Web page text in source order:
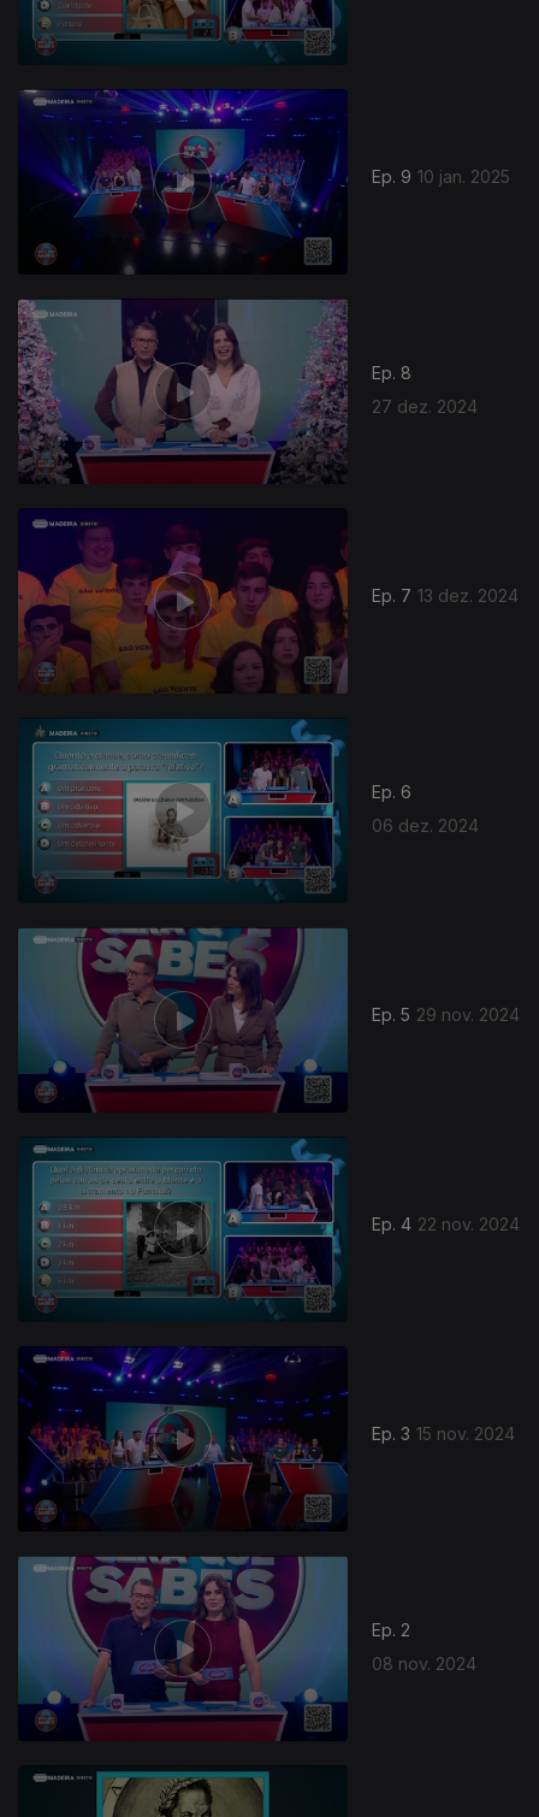
Ep. 9 10 jan. 2025
Ep. 8
27 dez. 2024
Ep. 7 13 dez. 2024
816105
Ep. 6
06 dez. 2024
Ep. 5 29 nov. 2024
Ep. 4 22 nov. 2024
Ep. 3 15 nov. 2024
Ep. 2
08 nov. 2024
805956